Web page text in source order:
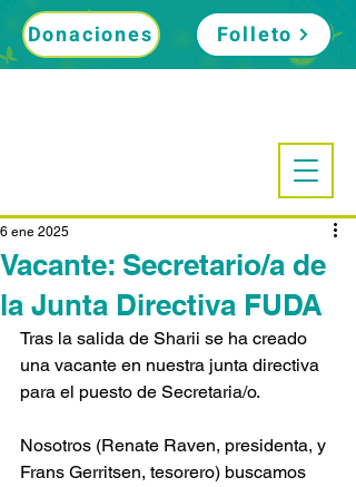
Donaciones Folleto
Vacante: Secretario/a de
la Junta Directiva FUDA
6 ene 2025
Tras la salida de Sharii se ha creado
una vacante en nuestra junta directiva
para el puesto de Secretaria/o.
Nosotros (Renate Raven, presidenta, y
Frans Gerritsen, tesorero) buscamos